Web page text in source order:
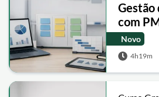
Gestão
com
Ágil e
ao
Novo
4h19m